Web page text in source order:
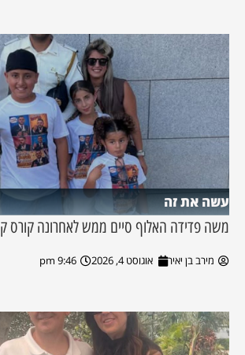
עשה את זה
משה פדידה האלוף סיים ממש לאחרונה קורס
מירב בן יאיר אוגוסט 4, 2026 9:46 pm